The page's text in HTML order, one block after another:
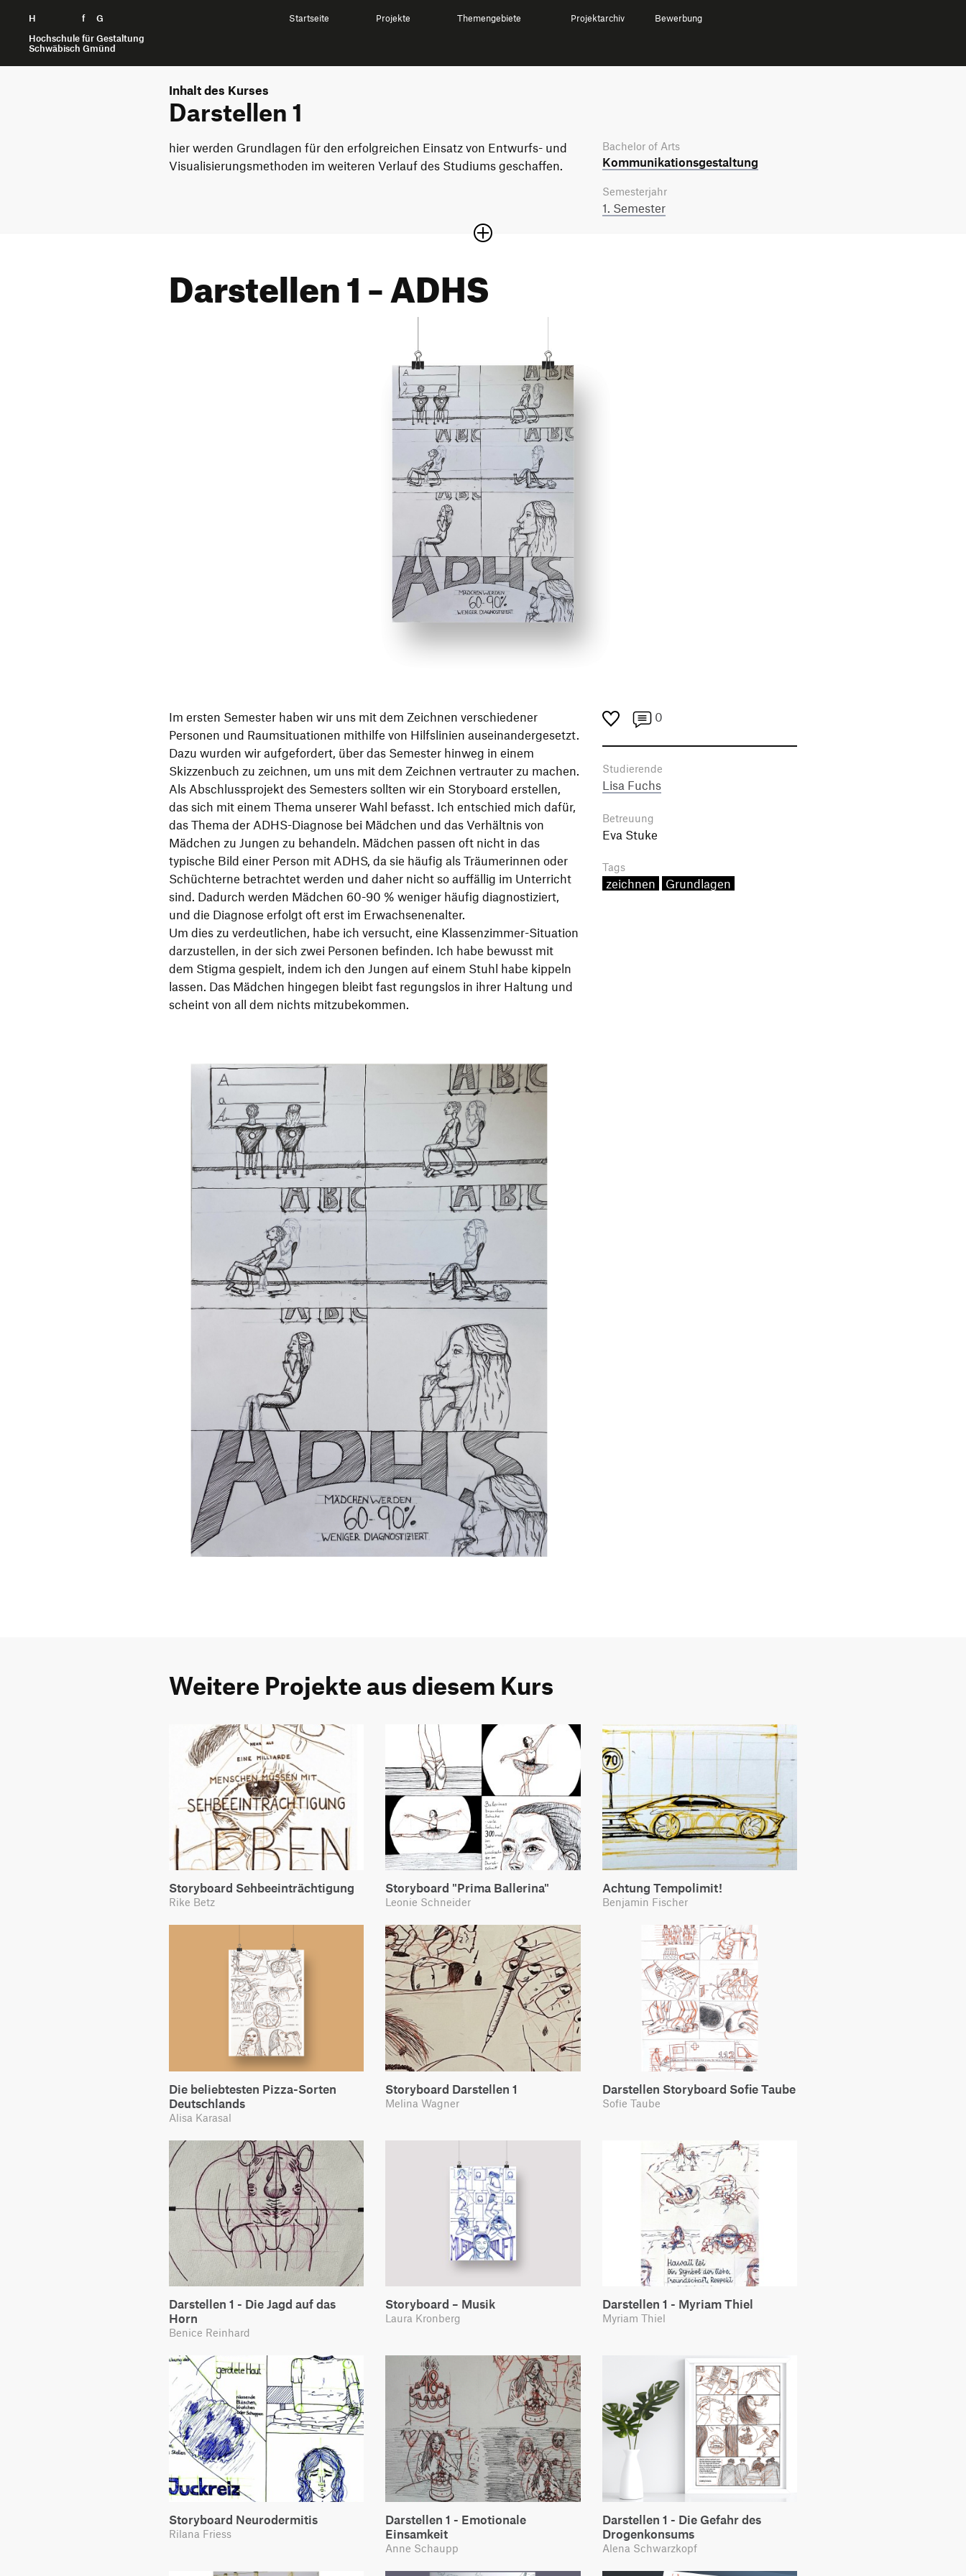
H f
G
Hochschule für Gestaltung
Schwäbisch Gmünd
Zum Seiteninhalt springen Startseite Projekte Themengebiete Projektarchiv Bewerbung
Inhalt des Kurses
Darstellen 1
hier werden Grundlagen für den erfolgreichen Einsatz von Entwurfs- und
Visualisierungsmethoden im weiteren Verlauf des Studiums geschaffen.
Bachelor of Arts
Kommunikations­gestaltung
Semesterjahr
1. Semester
Darstellen 1 – ADHS
Im ersten Semester haben wir uns mit dem Zeichnen verschiedener
Personen und Raumsituationen mithilfe von Hilfslinien auseinandergesetzt.
Dazu wurden wir aufgefordert, über das Semester hinweg in einem
Skizzenbuch zu zeichnen, um uns mit dem Zeichnen vertrauter zu machen.
Als Abschlussprojekt des Semesters sollten wir ein Storyboard erstellen,
das sich mit einem Thema unserer Wahl befasst. Ich entschied mich dafür,
das Thema der ADHS-Diagnose bei Mädchen und das Verhältnis von
Mädchen zu Jungen zu behandeln. Mädchen passen oft nicht in das
typische Bild einer Person mit ADHS, da sie häufig als Träumerinnen oder
Schüchterne betrachtet werden und daher nicht so auffällig im Unterricht
sind. Dadurch werden Mädchen 60-90 % weniger häufig diagnostiziert,
und die Diagnose erfolgt oft erst im Erwachsenenalter.
Um dies zu verdeutlichen, habe ich versucht, eine Klassenzimmer-Situation
darzustellen, in der sich zwei Personen befinden. Ich habe bewusst mit
dem Stigma gespielt, indem ich den Jungen auf einem Stuhl habe kippeln
lassen. Das Mädchen hingegen bleibt fast regungslos in ihrer Haltung und
scheint von all dem nichts mitzubekommen.
0
Studierende
Lisa Fuchs
Betreuung
Eva Stuke
Tags
zeichnen Grundlagen
Weitere Projekte aus diesem Kurs
Storyboard Sehbeeinträchtigung
Rike Betz
Storyboard "Prima Ballerina"
Leonie Schneider
Achtung Tempolimit!
Benjamin Fischer
Die beliebtesten Pizza-Sorten
Deutschlands
Alisa Karasal
Storyboard Darstellen 1
Melina Wagner
Darstellen Storyboard Sofie Taube
Sofie Taube
Darstellen 1 - Die Jagd auf das
Horn
Benice Reinhard
Storyboard – Musik
Laura Kronberg
Darstellen 1 - Myriam Thiel
Myriam Thiel
Storyboard Neurodermitis
Rilana Friess
Darstellen 1 - Emotionale
Einsamkeit
Anne Schaupp
Darstellen 1 - Die Gefahr des
Drogenkonsums
Alena Schwarzkopf